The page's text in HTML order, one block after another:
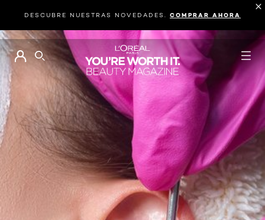
DESCUBRE NUESTRAS NOVEDADES. COMPRAR AHORA
BUSCAR